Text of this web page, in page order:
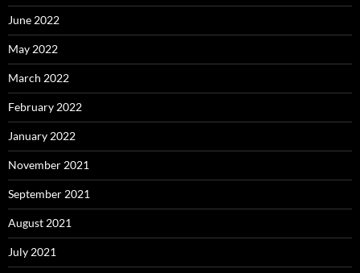
June 2022
May 2022
March 2022
February 2022
January 2022
November 2021
September 2021
August 2021
July 2021